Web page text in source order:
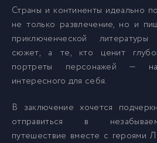
Страны и континенты идеально
не только развлечение, но и
приключенческой
сюжет, а те, кто ценит
портреты персонажей —
интересного для себя.
В заключение хочется
отправиться в
путешествие вместе с героями